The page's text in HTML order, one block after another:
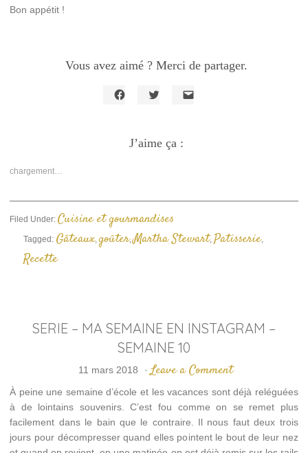
Bon appétit !
Vous avez aimé ? Merci de partager.
Facebook(ouvre
dans
Twitter(ouvre
dans
dans
fenêtre)
J’aime ça :
chargement…
Filed Under:Cuisine et gourmandises
Tagged: Gâteaux,goûter,Martha Stewart,Patisserie,
Recette
SERIE – MA SEMAINE EN INSTAGRAM –
SEMAINE 10
11 mars 2018 · Leave a Comment
À peine une semaine d’école et les vacances sont déjà reléguées
à de lointains souvenirs. C’est fou comme on se remet plus
facilement dans le bain que le contraire. Il nous faut deux trois
jours pour décompresser quand elles pointent le bout de leur nez